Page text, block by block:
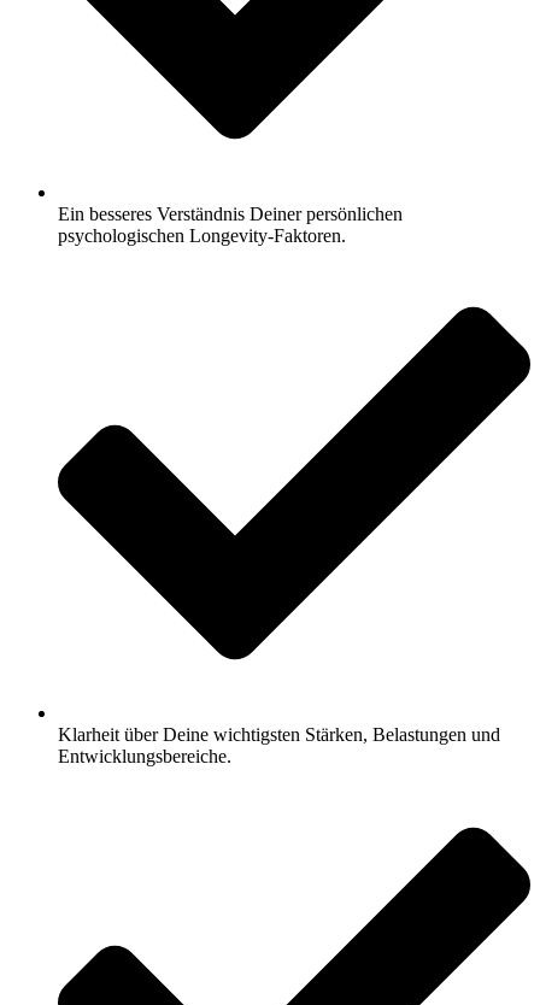
Ein besseres Verständnis Deiner persönlichen
psychologischen Longevity-Faktoren.
Klarheit über Deine wichtigsten Stärken, Belastungen und
Entwicklungsbereiche.